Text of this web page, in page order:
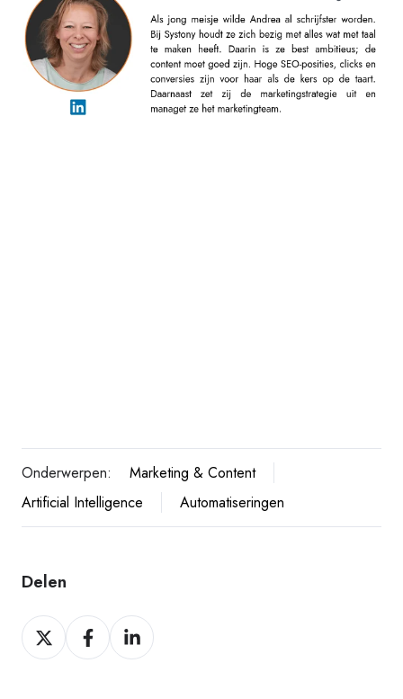
Onderwerpen:
Marketing & Content
Artificial Intelligence
Automatiseringen
Delen
Delen
op
Delen
op
Delen
op